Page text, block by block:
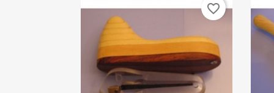
favorite_border